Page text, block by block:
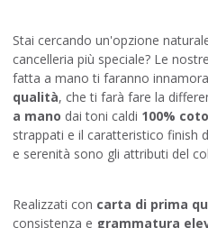
Stai cercando un'opzione
cancelleria più speciale? Le
fatta a mano ti faranno
qualità, che ti farà fare la
a mano dai toni caldi 100%
strappati e il caratteristico finish
e serenità sono gli attributi del
Realizzati con carta di prima
consistenza e grammatura